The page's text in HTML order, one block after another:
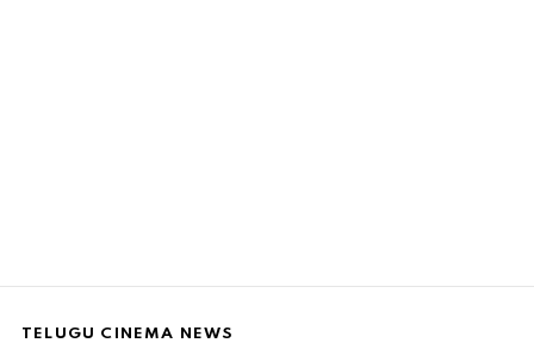
TELUGU CINEMA NEWS